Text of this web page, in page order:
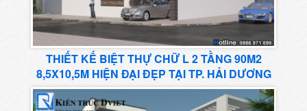
THIẾT KẾ BIỆT THỰ CHỮ L 2 TẦNG 90M2
8,5X10,5M HIỆN ĐẠI ĐẸP TẠI TP. HẢI DƯƠNG